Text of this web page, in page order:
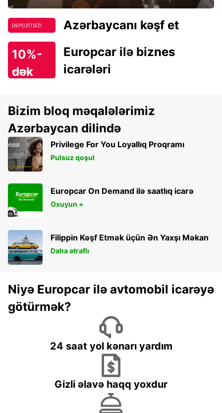
DEPOZİTSİZ! Azərbaycanı kəşf et
10%-
dək
endirim!
Europcar ilə biznes
icarələri
Bizim bloq məqalələrimiz
Azərbaycan dilində
Privilege For You Loyallıq Proqramı
Pulsuz qoşul
Europcar On Demand ilə saatlıq icarə
Oxuyun +
Filippin Kəşf Etmək üçün Ən Yaxşı Məkan
Daha ətraflı
Niyə Europcar ilə avtomobil icarəyə
götürmək?
24 saat yol kənarı yardım
Gizli əlavə haqq yoxdur